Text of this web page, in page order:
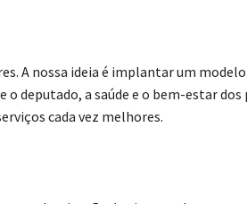
A nossa ideia é implantar um modelo
deputado, a saúde e o bem-estar dos
cada vez melhores.